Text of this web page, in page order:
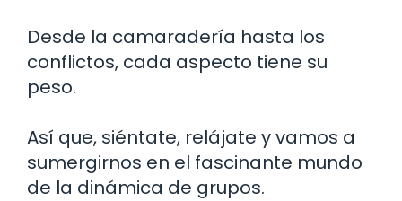
Desde la camaradería hasta los
conflictos, cada aspecto tiene su
peso.
Así que, siéntate, relájate y vamos a
sumergirnos en el fascinante mundo
de la dinámica de grupos.